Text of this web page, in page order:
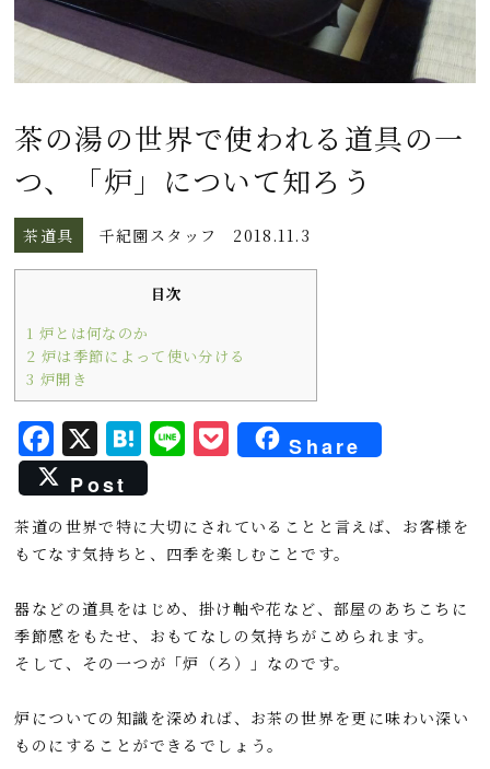
茶の湯の世界で使われる道具の一
つ、「炉」について知ろう
茶道具 千紀園スタッフ 2018.11.3
目次
1 炉とは何なのか
2 炉は季節によって使い分ける
3 炉開き
F
a
c
e
b
o
o
k
X H
a
t
e
n
a
L
i
n
e
P
o
c
k
e
t
Share
Post
茶道の世界で特に大切にされていることと言えば、お客様を
もてなす気持ちと、四季を楽しむことです。
器などの道具をはじめ、掛け軸や花など、部屋のあちこちに
季節感をもたせ、おもてなしの気持ちがこめられます。
そして、その一つが「炉（ろ）」なのです。
炉についての知識を深めれば、お茶の世界を更に味わい深い
ものにすることができるでしょう。